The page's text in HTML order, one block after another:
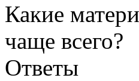
Какие
чаще всего?
Ответы